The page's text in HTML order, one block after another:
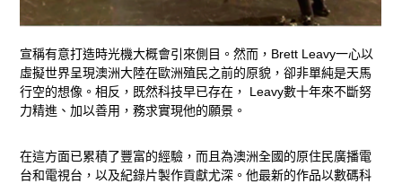
宣稱有意打造時光機大概會引來側目。然而，Brett Leavy一心以
虛擬世界呈現澳洲大陸在歐洲殖民之前的原貌，卻非單純是天馬
行空的想像。相反，既然科技早已存在， Leavy數十年來不斷努
力精進、加以善用，務求實現他的願景。
在這方面已累積了豐富的經驗，而且為澳洲全國的原住民廣播電
台和電視台，以及紀錄片製作貢獻尤深。他最新的作品以數碼科